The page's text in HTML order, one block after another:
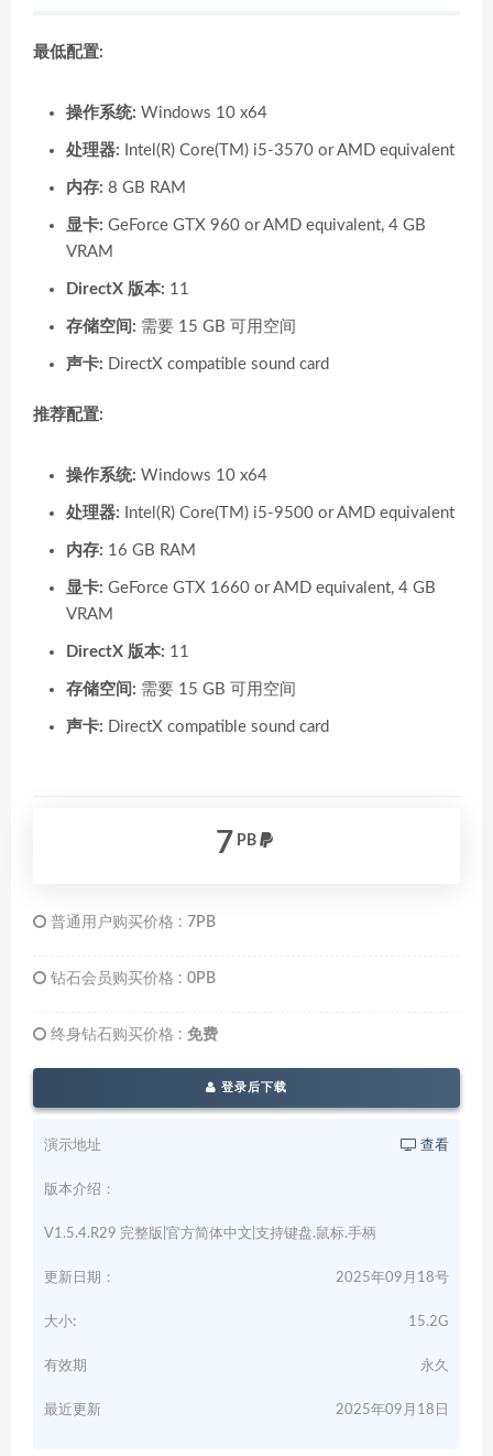
最低配置:
操作系统: Windows 10 x64
处理器: Intel(R) Core(TM) i5-3570 or AMD equivalent
内存: 8 GB RAM
显卡: GeForce GTX 960 or AMD equivalent, 4 GB
VRAM
DirectX 版本: 11
存储空间: 需要 15 GB 可用空间
声卡: DirectX compatible sound card
推荐配置:
操作系统: Windows 10 x64
处理器: Intel(R) Core(TM) i5-9500 or AMD equivalent
内存: 16 GB RAM
显卡: GeForce GTX 1660 or AMD equivalent, 4 GB
VRAM
DirectX 版本: 11
存储空间: 需要 15 GB 可用空间
声卡: DirectX compatible sound card
7 PB
普通用户购买价格 : 7PB
钻石会员购买价格 : 0PB
终身钻石购买价格 : 免费
登录后下载
演示地址 查看
版本介绍：
V1.5.4.R29 完整版|官方简体中文|支持键盘.鼠标.手柄
更新日期： 2025年09月18号
大小: 15.2G
有效期 永久
最近更新 2025年09月18日